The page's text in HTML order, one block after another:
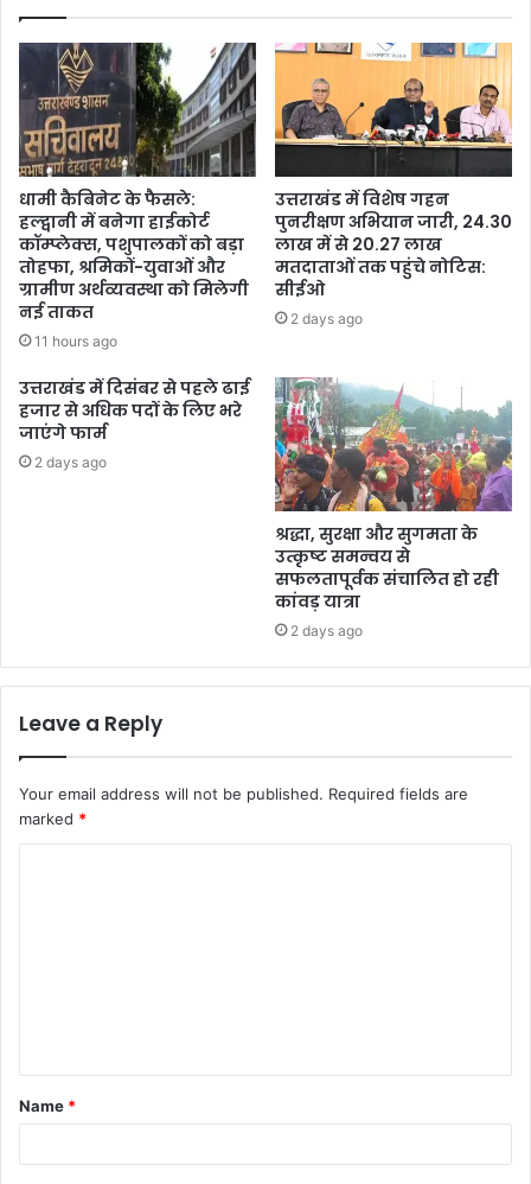
धामी कैबिनेट के फैसले:
हल्द्वानी में बनेगा हाईकोर्ट
कॉम्प्लेक्स, पशुपालकों को बड़ा
तोहफा, श्रमिकों-युवाओं और
ग्रामीण अर्थव्यवस्था को मिलेगी
नई ताकत
11 hours ago
उत्तराखंड में विशेष गहन
पुनरीक्षण अभियान जारी, 24.30
लाख में से 20.27 लाख
मतदाताओं तक पहुंचे नोटिस:
सीईओ
2 days ago
उत्तराखंड में दिसंबर से पहले ढाई
हजार से अधिक पदों के लिए भरे
जाएंगे फार्म
2 days ago
श्रद्धा, सुरक्षा और सुगमता के
उत्कृष्ट समन्वय से
सफलतापूर्वक संचालित हो रही
कांवड़ यात्रा
2 days ago
Leave a Reply
Your email address will not be published. Required fields are
marked *
t
*
Name *